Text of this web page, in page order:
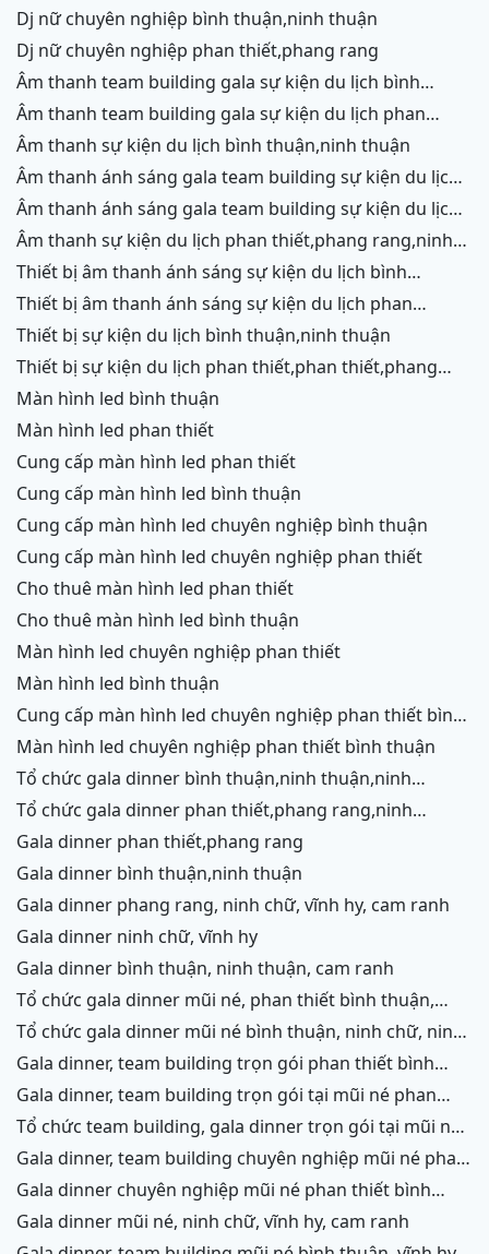
dj nữ chuyên nghiệp bình thuận,ninh thuận
dj nữ chuyên nghiệp phan thiết,phang rang
âm thanh team building gala sự kiện du lịch bình
thuận,ninh thuận
âm thanh team building gala sự kiện du lịch phan
thiết,phang rang,ninh chữ, vĩnh hy
âm thanh sự kiện du lịch bình thuận,ninh thuận
âm thanh ánh sáng gala team building sự kiện du lịch
bình thuận,ninh thuận
âm thanh ánh sáng gala team building sự kiện du lịch
phan thiết,phang rang,ninh chữ,vĩnh hy
âm thanh sự kiện du lịch phan thiết,phang rang,ninh
chữ,vĩnh hy,ninh thuận,cam ranh
thiết bị âm thanh ánh sáng sự kiện du lịch bình
thuận,ninh thuận
thiết bị âm thanh ánh sáng sự kiện du lịch phan
thiết,phang rang,ninh chữ,vĩnh hy,cam ranh
thiết bị sự kiện du lịch bình thuận,ninh thuận
thiết bị sự kiện du lịch phan thiết,phan thiết,phang
rang,ninh chữ,vĩnh hy,cam ranh
màn hình led bình thuận
màn hình led phan thiết
cung cấp màn hình led phan thiết
cung cấp màn hình led bình thuận
cung cấp màn hình led chuyên nghiệp bình thuận
cung cấp màn hình led chuyên nghiệp phan thiết
cho thuê màn hình led phan thiết
cho thuê màn hình led bình thuận
màn hình led chuyên nghiệp phan thiết
màn hình led bình thuận
cung cấp màn hình led chuyên nghiệp phan thiết bình
thuận
màn hình led chuyên nghiệp phan thiết bình thuận
tổ chức gala dinner bình thuận,ninh thuận,ninh
chữ,vĩnh hy,cam ranh
tổ chức gala dinner phan thiết,phang rang,ninh
chữ,vĩnh hy,cam ranh
gala dinner phan thiết,phang rang
gala dinner bình thuận,ninh thuận
gala dinner phang rang, ninh chữ, vĩnh hy, cam ranh
gala dinner ninh chữ, vĩnh hy
gala dinner bình thuận, ninh thuận, cam ranh
tổ chức gala dinner mũi né, phan thiết bình thuận,
ninh thuận, ninh chữ, vĩnh hy, cam ranh
tổ chức gala dinner mũi né bình thuận, ninh chữ, ninh
thuận, cam ranh
gala dinner, team building trọn gói phan thiết bình
thuận, phang rang, ninh thuận, vĩnh hy,cam ranh
gala dinner, team building trọn gói tại mũi né phan
thiết bình thuận, phang rang ninh chữ ninh thuận, cam
tổ chức team building, gala dinner trọn gói tại mũi né
phan thiết bình thuận, phang rang, ninh chữ, vĩnh hy,
ninh thuận, cam ranh
gala dinner, team building chuyên nghiệp mũi né phan
thiết, ninh chữ ninh thuận, vĩnh hy, cam ranh
gala dinner chuyên nghiệp mũi né phan thiết bình
thuận, ninh chữ, phang rang, ninh thuận, cam ranh
gala dinner mũi né, ninh chữ, vĩnh hy, cam ranh